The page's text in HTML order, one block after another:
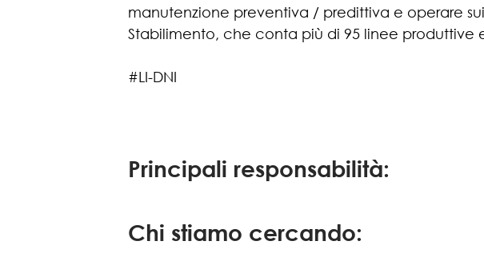
manutenzione preventiva / predittiva e operare
Stabilimento, che conta più di 95 linee produttive
#LI-DNI
Principali responsabilità:
Chi stiamo cercando: